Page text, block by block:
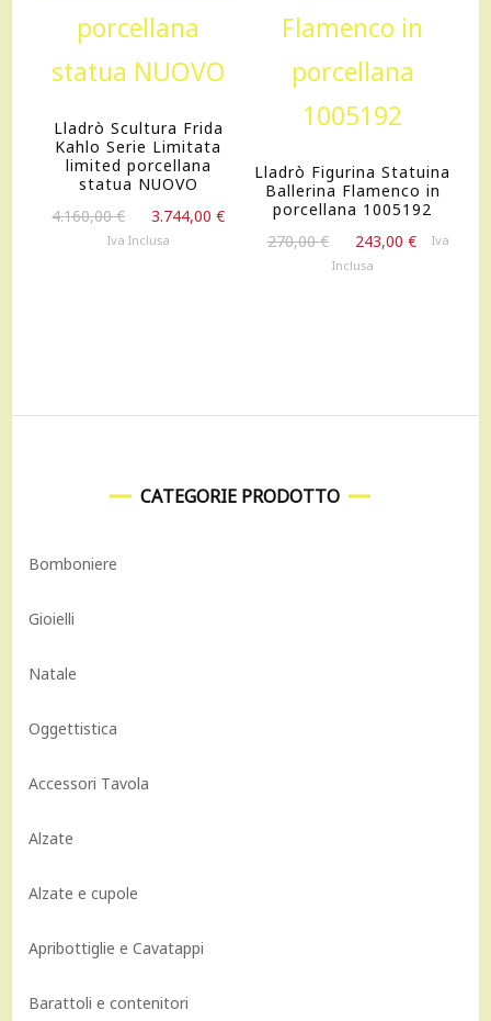
Lladrò Scultura Frida
Kahlo Serie Limitata
limited porcellana
statua NUOVO
4.160,00€
prezzo
3.744,00€
prezzo
Iva Inclusa
Lladrò Figurina Statuina
Ballerina Flamenco in
porcellana 1005192
270,00€
prezzo
243,00 €
IlIva
Inclusa
CATEGORIE PRODOTTO
Bomboniere
Gioielli
Natale
Oggettistica
Accessori Tavola
Alzate
Alzate e cupole
Apribottiglie e Cavatappi
Barattoli e contenitori